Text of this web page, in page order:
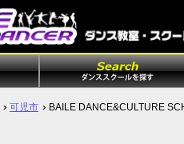
可児市 BAILE DANCE&CULTURE